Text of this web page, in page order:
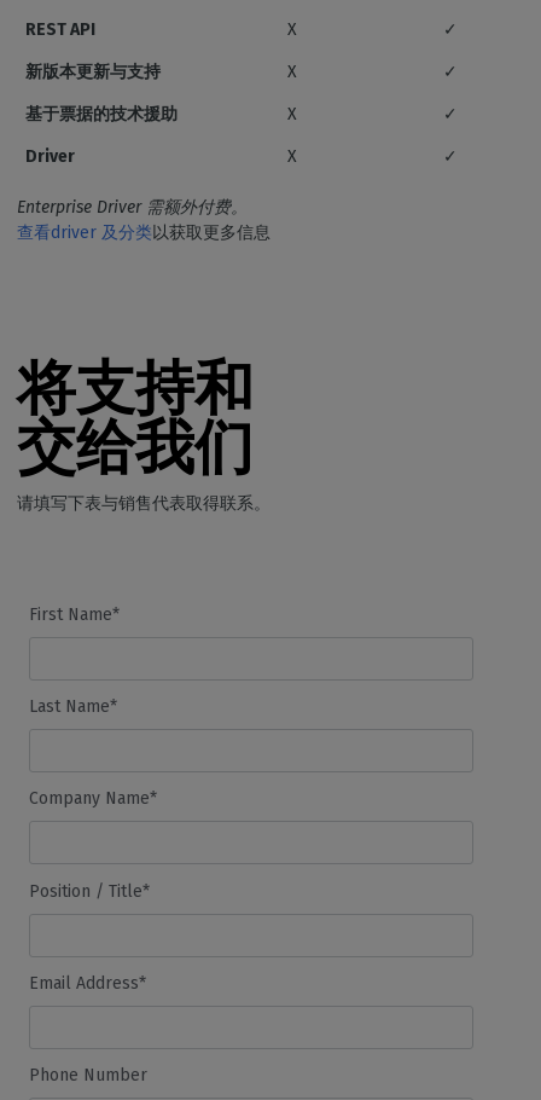
REST API X ✓
新版本更新与支持 X ✓
基于票据的技术援助 X ✓
Driver X ✓
Enterprise Driver 需额外付费。
查看driver 及分类以获取更多信息
将支持和
交给我们
请填写下表与销售代表取得联系。
First Name*
Last Name*
Company Name*
Position / Title*
Email Address*
Phone Number